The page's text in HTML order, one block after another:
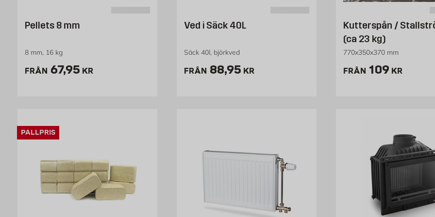
Pellets 8 mm
8 mm, 16 kg
FRÅN Pris 67.95 kr
67,95 KR
Ved i Säck 40L
Säck 40l, björkved
FRÅN Pris 88.95 kr
88,95 KR
Kutterspån /
(ca 23 kg)
770x350x370 mm
FRÅN Pris 109 kr
109 KR
PALLPRIS